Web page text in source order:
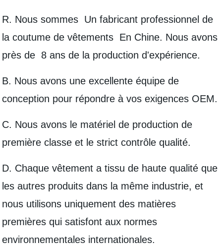
R. Nous sommes Un fabricant professionnel de
la coutume de vêtements En Chine. Nous avons
près de 8 ans de la production d'expérience.
B. Nous avons une excellente équipe de
conception pour répondre à vos exigences OEM.
C. Nous avons le matériel de production de
première classe et le strict contrôle qualité.
D. Chaque vêtement a tissu de haute qualité que
les autres produits dans la même industrie, et
nous utilisons uniquement des matières
premières qui satisfont aux normes
environnementales internationales.